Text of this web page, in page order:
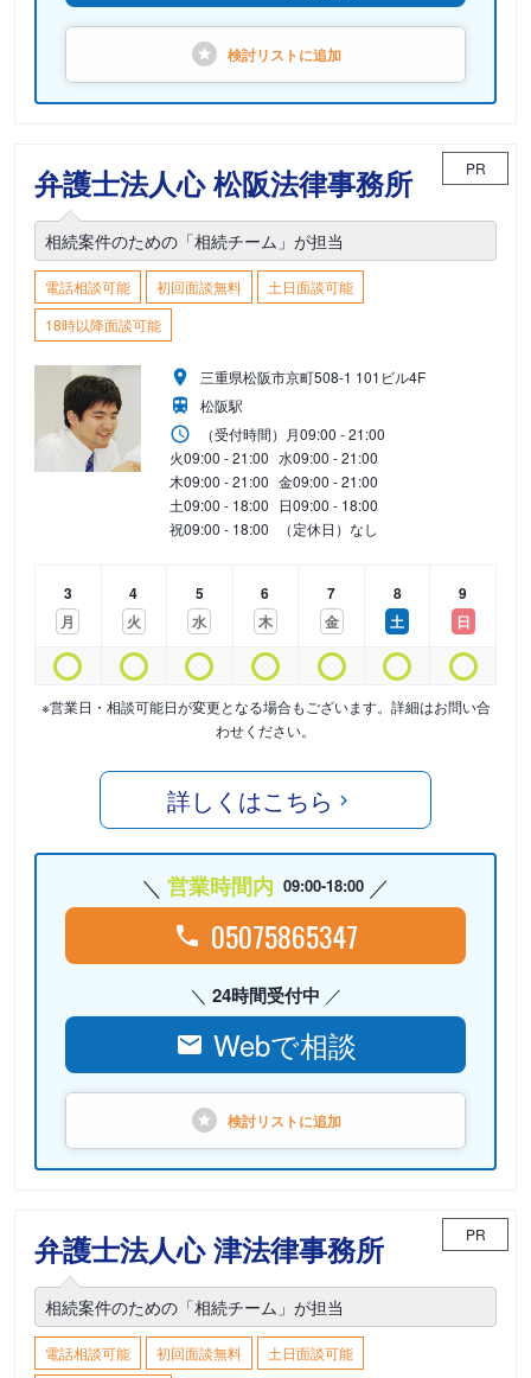
検討リストに追加
弁護士法人心 松阪法律事務所 PR
相続案件のための「相続チーム」が担当
電話相談可能 初回面談無料
土日面談可能
18時以降面談可能
三重県松阪市京町508-1 101ビル4F
松阪駅
（受付時間） 月09:00 - 21:00
火09:00 - 21:00 水09:00 - 21:00
木09:00 - 21:00 金09:00 - 21:00
土09:00 - 18:00 日09:00 - 18:00
祝09:00 - 18:00 （定休日）なし
3
月
4
火
5
水
6
木
7
金
8
土
9
日
※営業日・相談可能日が変更となる場合もございます。詳細はお問い合
わせください。
詳しくはこちら
営業時間内 09:00-18:00
05075865347
24時間受付中
Webで相談
検討リストに追加
弁護士法人心 津法律事務所 PR
相続案件のための「相続チーム」が担当
電話相談可能 初回面談無料 土日面談可能